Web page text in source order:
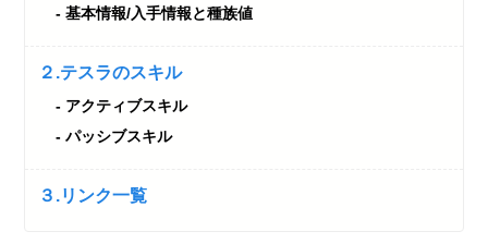
基本情報/入手情報と種族値
２.テスラのスキル
アクティブスキル
パッシブスキル
３.リンク一覧